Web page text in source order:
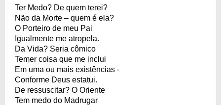
Ter Medo? De quem terei?
Não da Morte – quem é ela?
O Porteiro de meu Pai
Igualmente me atropela.
Da Vida? Seria cômico
Temer coisa que me inclui
Em uma ou mais existências -
Conforme Deus estatui.
De ressuscitar? O Oriente
Tem medo do Madrugar